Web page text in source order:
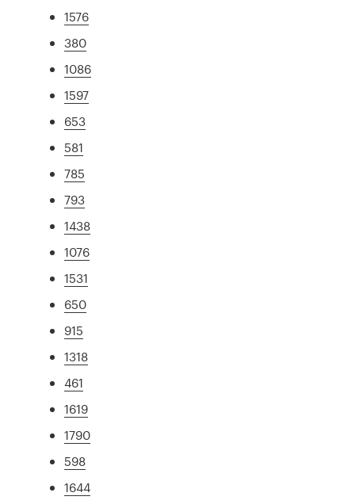
1576
380
1086
1597
653
581
785
793
1438
1076
1531
650
915
1318
461
1619
1790
598
1644